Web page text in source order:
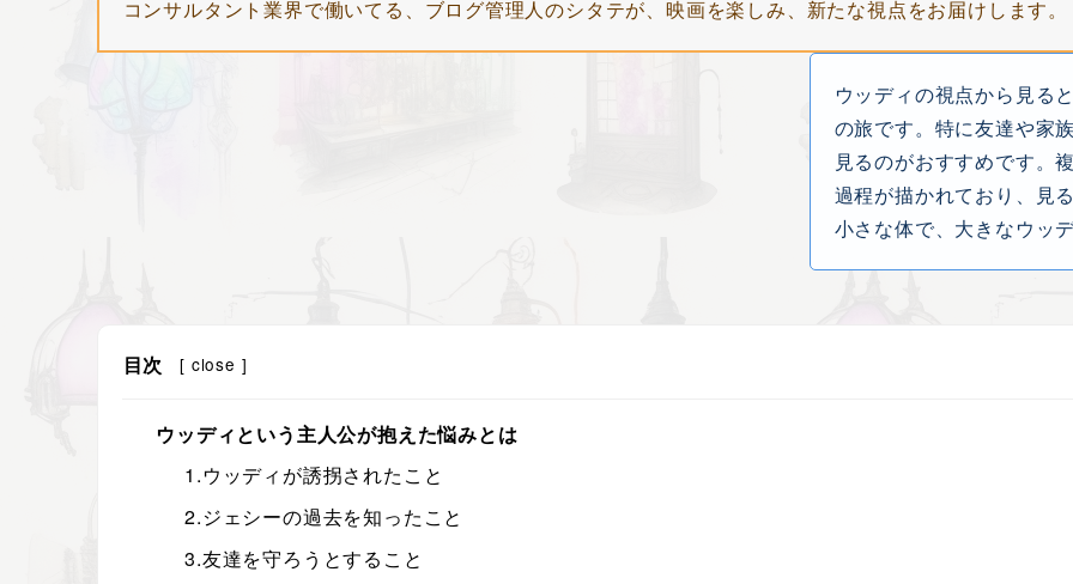
コンサルタント業界で働いてる、ブログ管理人のシタテが、映画を楽しみ、新たな視点をお届けします。
ウッディの視点から見る
の旅です。特に友達や家
見るのがおすすめです。
過程が描かれており、見
小さな体で、大きなウッ
目次 [ close ]
ウッディという主人公が抱えた悩みとは
1.ウッディが誘拐されたこと
2.ジェシーの過去を知ったこと
3.友達を守ろうとすること